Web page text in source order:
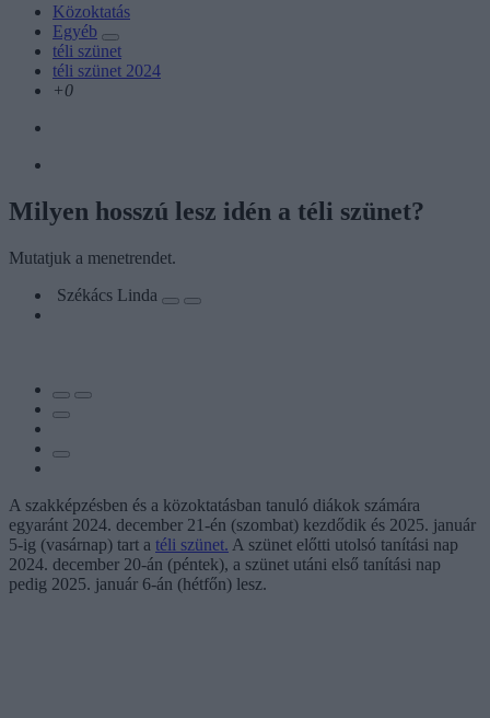
Közoktatás
Egyéb
téli szünet
téli szünet 2024
+0
Milyen hosszú lesz idén a téli szünet?
Mutatjuk a menetrendet.
Székács Linda
A szakképzésben és a közoktatásban tanuló diákok számára
egyaránt 2024. december 21-én (szombat) kezdődik és 2025. január
5-ig (vasárnap) tart a téli szünet. A szünet előtti utolsó tanítási nap
2024. december 20-án (péntek), a szünet utáni első tanítási nap
pedig 2025. január 6-án (hétfőn) lesz.